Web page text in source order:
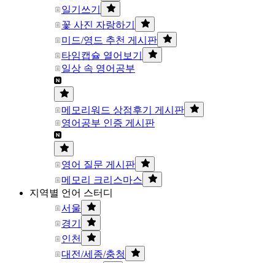
일기쓰기
꽃 사진 자랑하기
미드/영드 추천 게시판
타임캡슐 열어보기
일상 속 영어공부
메모리워드 상점후기 게시판
영어공부 인증 게시판
영어 질문 게시판
메모리 크리스마스
지역별 언어 스터디
서울
경기
인천
대전/세종/충청